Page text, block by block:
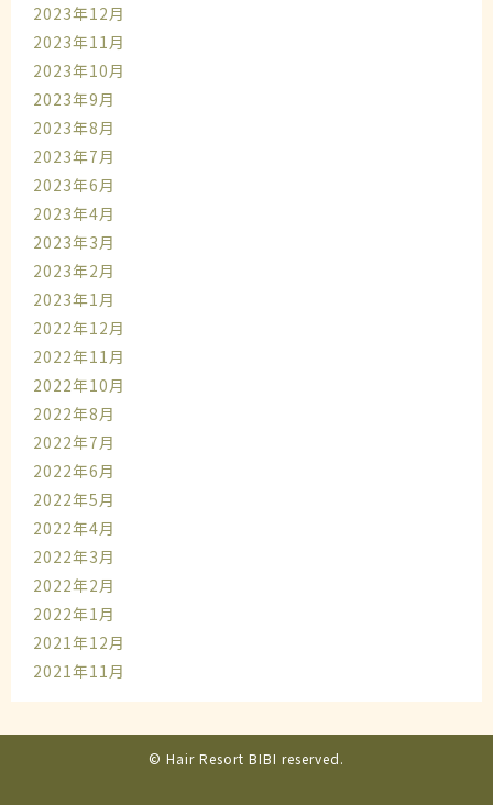
2023年12月
2023年11月
2023年10月
2023年9月
2023年8月
2023年7月
2023年6月
2023年4月
2023年3月
2023年2月
2023年1月
2022年12月
2022年11月
2022年10月
2022年8月
2022年7月
2022年6月
2022年5月
2022年4月
2022年3月
2022年2月
2022年1月
2021年12月
2021年11月
© Hair Resort BIBI reserved.